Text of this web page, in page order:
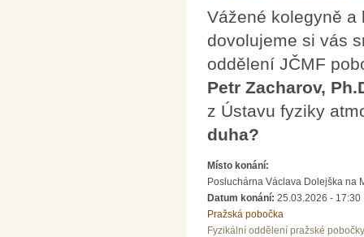
Vážené kolegyně a
dovolujeme si vás
oddělení JČMF
Petr Zacharov,
z Ústavu fyziky
duha?
Místo konání:
Posluchárna Václava Dolejška na
Datum konání: 25.03.2026 - 17:30
Pražská pobočka
Fyzikální oddělení pražské pobočky